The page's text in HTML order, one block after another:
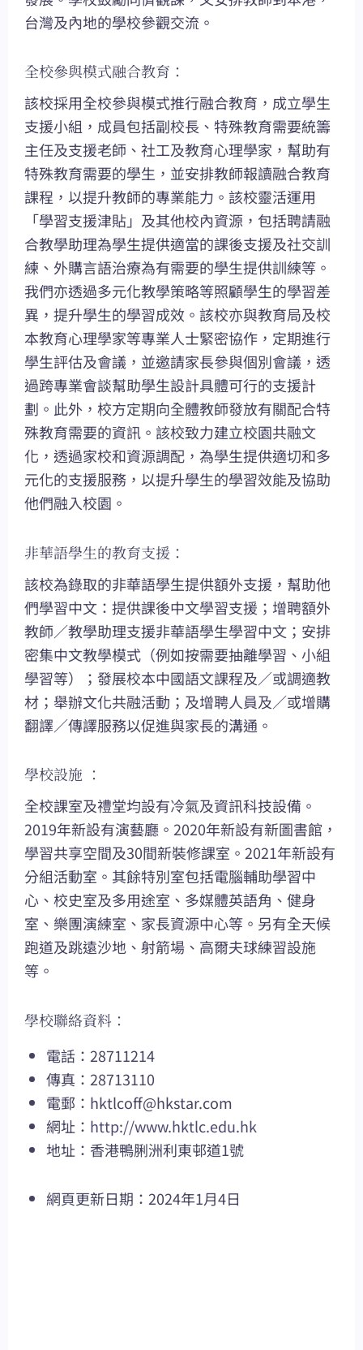
台灣及內地的學校參觀交流。
全校參與模式融合教育：
該校採用全校參與模式推行融合教育，成立學生
支援小組，成員包括副校長、特殊教育需要統籌
主任及支援老師、社工及教育心理學家，幫助有
特殊教育需要的學生，並安排教師報讀融合教育
課程，以提升教師的專業能力。該校靈活運用
「學習支援津貼」及其他校內資源，包括聘請融
合教學助理為學生提供適當的課後支援及社交訓
練、外購言語治療為有需要的學生提供訓練等。
我們亦透過多元化教學策略等照顧學生的學習差
異，提升學生的學習成效。該校亦與教育局及校
本教育心理學家等專業人士緊密協作，定期進行
學生評估及會議，並邀請家長參與個別會議，透
過跨專業會談幫助學生設計具體可行的支援計
劃。此外，校方定期向全體教師發放有關配合特
殊教育需要的資訊。該校致力建立校園共融文
化，透過家校和資源調配，為學生提供適切和多
元化的支援服務，以提升學生的學習效能及協助
他們融入校園。
非華語學生的教育支援：
該校為錄取的非華語學生提供額外支援，幫助他
們學習中文：提供課後中文學習支援；增聘額外
教師／教學助理支援非華語學生學習中文；安排
密集中文教學模式（例如按需要抽離學習、小組
學習等）；發展校本中國語文課程及／或調適教
材；舉辦文化共融活動；及增聘人員及／或增購
翻譯／傳譯服務以促進與家長的溝通。
學校設施 ：
全校課室及禮堂均設有冷氣及資訊科技設備。
2019年新設有演藝廳。2020年新設有新圖書館，
學習共享空間及30間新裝修課室。2021年新設有
分組活動室。其餘特別室包括電腦輔助學習中
心、校史室及多用途室、多媒體英語角、健身
室、樂團演練室、家長資源中心等。另有全天候
跑道及跳遠沙地、射箭場、高爾夫球練習設施
等。
學校聯絡資料：
電話：28711214
傳真：28713110
電郵： hktlcoff@hkstar.com
網址： http://www.hktlc.edu.hk
地址：香港鴨脷洲利東邨道1號
網頁更新日期：2024年1月4日